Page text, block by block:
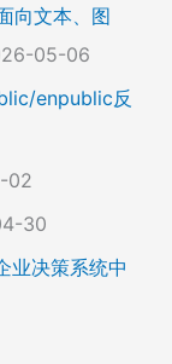
向文本、图
05-06
enpublic反
02
30
业决策系统中